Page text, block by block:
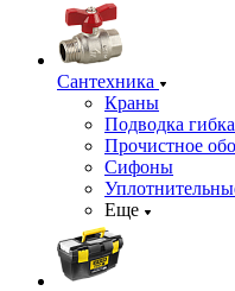
Сантехника
Краны
Подводка
Прочистное
Сифоны
Еще